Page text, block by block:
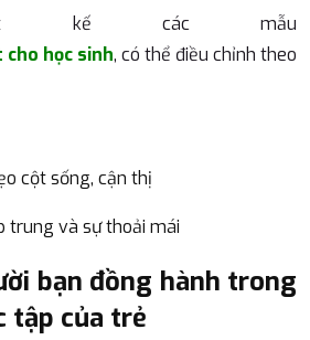
kế các mẫu
học sinh, có thể điều chỉnh theo
cột sống, cận thị
trung và sự thoải mái
bạn đồng hành trong
tập của trẻ